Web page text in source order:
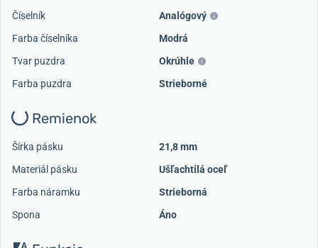
Číselník
Analógový
Farba číselníka
Modrá
Tvar puzdra
Okrúhle
Farba puzdra
Strieborné
Remienok
Šírka pásku
21,8 mm
Materiál pásku
Ušľachtilá oceľ
Farba náramku
Strieborná
Spona
Áno